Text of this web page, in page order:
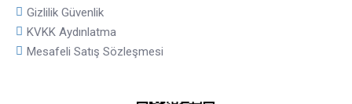
Gizlilik Güvenlik
KVKK Aydınlatma
Mesafeli Satış Sözleşmesi